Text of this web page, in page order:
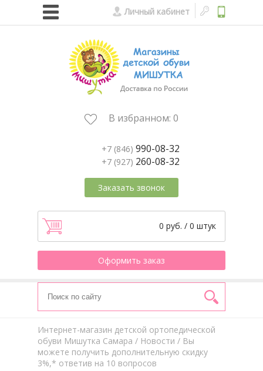
Личный кабинет
В избранном: 0
+7 (846) 990-08-32
+7 (927) 260-08-32
Заказать звонок
0 руб. / 0 штук
Оформить заказ
Интернет-магазин детской ортопедической
обуви Мишутка Самара / Новости / Вы
можете получить дополнительную скидку
3%,* ответив на 10 вопросов